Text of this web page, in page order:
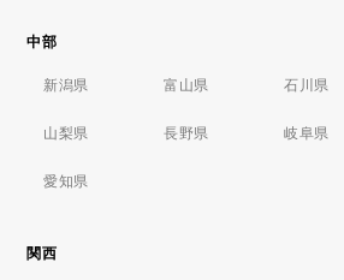
中部
新潟県 富山県 石川県
山梨県 長野県 岐阜県
愛知県
関西